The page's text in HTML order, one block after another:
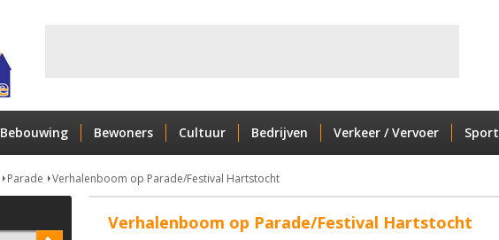
Bebouwing Bewoners Cultuur Bedrijven Verkeer / Vervoer Sport
Parade Verhalenboom op Parade/Festival Hartstocht
Verhalenboom op Parade/Festival Hartstocht